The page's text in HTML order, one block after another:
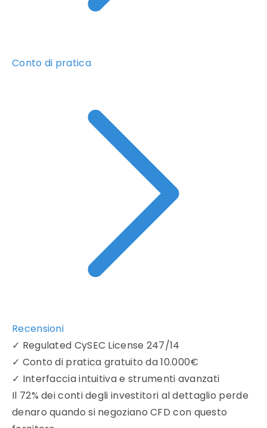
Conto di pratica
Recensioni
✓ Regulated CySEC License 247/14
✓ Conto di pratica gratuito da 10.000€
✓ Interfaccia intuitiva e strumenti avanzati
Il 72% dei conti degli investitori al dettaglio perde
denaro quando si negoziano CFD con questo